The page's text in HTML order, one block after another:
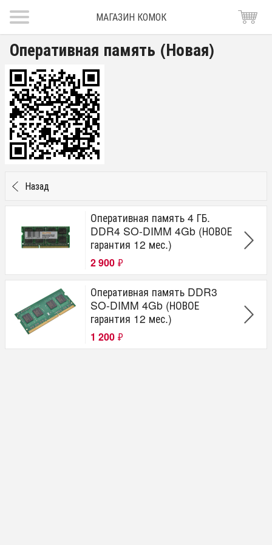
МАГАЗИН КОМОК
Оперативная память (Новая)
Назад
Оперативная память 4 ГБ.
DDR4 SO-DIMM 4Gb (НОВОЕ
гарантия 12 мес.)
2 900 ₽
Оперативная память DDR3
SO-DIMM 4Gb (НОВОЕ
гарантия 12 мес.)
1 200 ₽